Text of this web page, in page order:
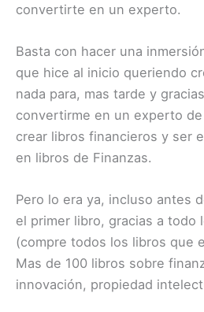
convertirte en un experto.
Basta con hacer una
que hice al inicio queriendo
nada para, mas tarde y
convertirme en un experto
crear libros financieros y ser
en libros de Finanzas.
Pero lo era ya, incluso antes
el primer libro, gracias a todo
(compre todos los libros que
Mas de 100 libros sobre
innovación, propiedad